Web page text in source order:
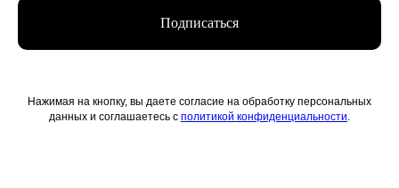
Подписаться
Нажимая на кнопку, вы даете согласие на обработку персональных
данных и соглашаетесь с политикой конфиденциальности
Поддержать искусство
Москва, Центр дизайна Artplay,
Политика конфиденциальности